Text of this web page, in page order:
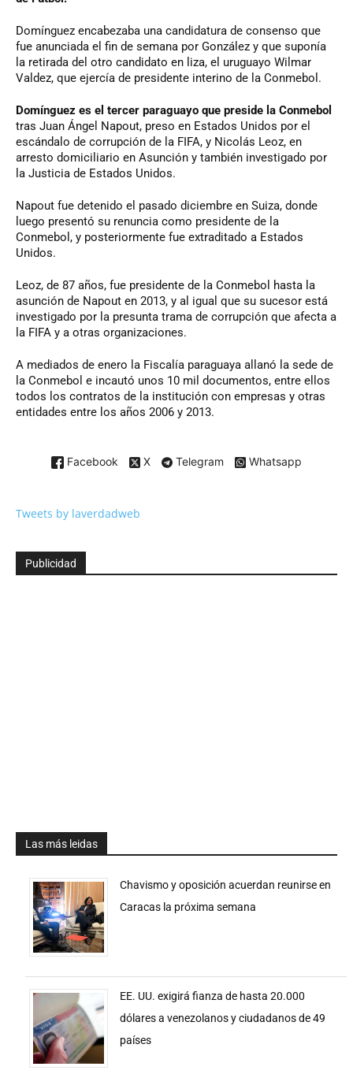
Domínguez encabezaba una candidatura de consenso que
fue anunciada el fin de semana por González y que suponía
la retirada del otro candidato en liza, el uruguayo Wilmar
Valdez, que ejercía de presidente interino de la Conmebol.
Domínguez es el tercer paraguayo que preside la Conmebol
tras Juan Ángel Napout, preso en Estados Unidos por el
escándalo de corrupción de la FIFA, y Nicolás Leoz, en
arresto domiciliario en Asunción y también investigado por
la Justicia de Estados Unidos.
Napout fue detenido el pasado diciembre en Suiza, donde
luego presentó su renuncia como presidente de la
Conmebol, y posteriormente fue extraditado a Estados
Unidos.
Leoz, de 87 años, fue presidente de la Conmebol hasta la
asunción de Napout en 2013, y al igual que su sucesor está
investigado por la presunta trama de corrupción que afecta a
la FIFA y a otras organizaciones.
A mediados de enero la Fiscalía paraguaya allanó la sede de
la Conmebol e incautó unos 10 mil documentos, entre ellos
todos los contratos de la institución con empresas y otras
entidades entre los años 2006 y 2013.
Facebook X Telegram Whatsapp
Tweets by laverdadweb
Publicidad
Las más leidas
Chavismo y oposición acuerdan reunirse en
Caracas la próxima semana
EE. UU. exigirá fianza de hasta 20.000
dólares a venezolanos y ciudadanos de 49
países